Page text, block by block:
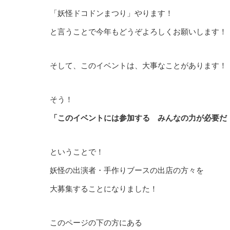
「妖怪ドコドンまつり」やります！
と言うことで今年もどうぞよろしくお願いします！
そして、このイベントは、大事なことがあります！
そう！
「このイベントには参加する みんなの力が必要だ
ということで！
妖怪の出演者・手作りブースの出店の方々を
大募集することになりました！
このページの下の方にある